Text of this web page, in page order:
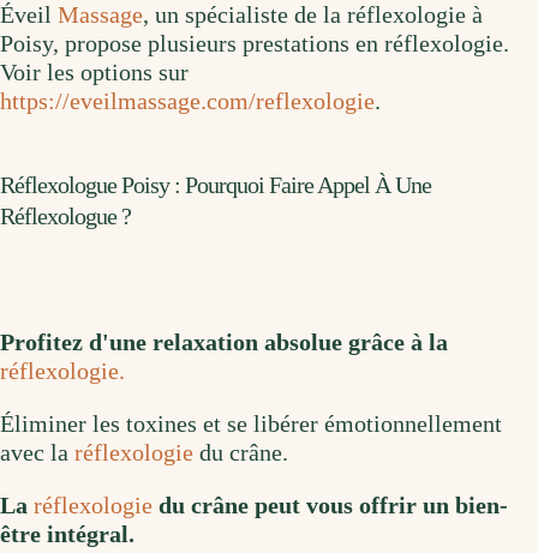
Éveil Massage, un spécialiste de la réflexologie à
Poisy, propose plusieurs prestations en réflexologie.
Voir les options sur
https://eveilmassage.com/reflexologie.
Réflexologue Poisy : Pourquoi Faire Appel À Une
Réflexologue ?
Profitez d'une relaxation absolue grâce à la
réflexologie.
Éliminer les toxines et se libérer émotionnellement
avec la réflexologie du crâne.
La réflexologie du crâne peut vous offrir un bien-
être intégral.